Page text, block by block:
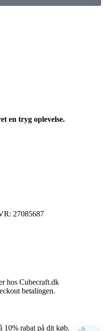
en tryg oplevelse.
27085687
hos Cubecraft.dk
betalingen.
10% rabat på dit køb.